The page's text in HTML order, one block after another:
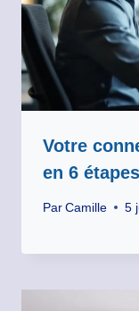
Votre
en 6
Par Camille 5